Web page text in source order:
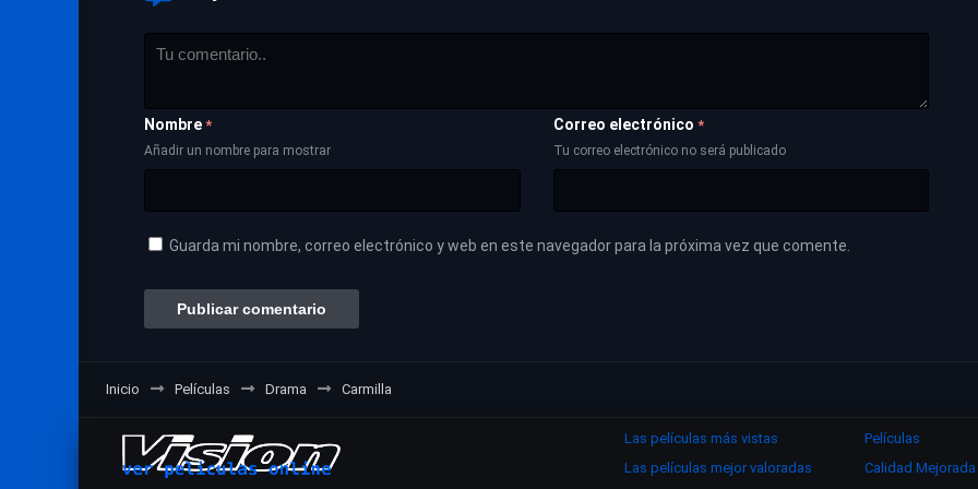
Nombre *
Añadir un nombre para mostrar
Correo electrónico *
Tu correo electrónico no será publicado
Guarda mi nombre, correo electrónico y web en este navegador para la próxima vez que comente.
Inicio Películas Drama Carmilla
Las películas más vistas
Las películas mejor valoradas
Películas
Calidad Mejorada